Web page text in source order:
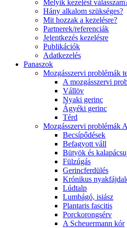
Melyik kezelést
Hány alkalom szükséges?
Mit hozzak a kezelésre?
Partnerek/referenciák
Jelentkezés kezelésre
Publikációk
Adatkezelés
Panaszok
Mozgásszervi problémák
A mozgásszervi
Vállöv
Nyaki gerinc
Ágyéki gerinc
Térd
Mozgásszervi problémák
Becsípődések
Befagyott váll
Bütyök és
Fülzúgás
Gerincferdülés
Krónikus
Lúdtalp
Lumbágó, isiász
Plantaris fascitis
Porckorongsérv
A Scheuermann kór